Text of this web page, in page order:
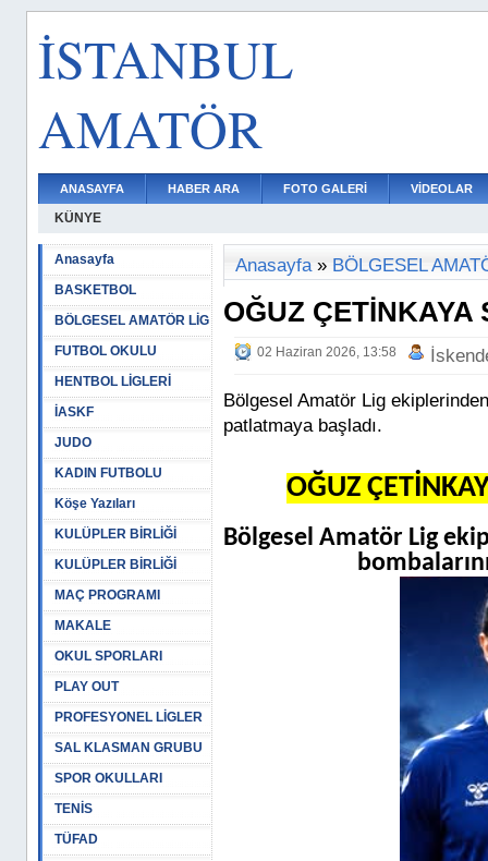
İSTANBUL
AMATÖR
ANASAYFA HABER ARA FOTO GALERİ VİDEOLAR
KÜNYE
Anasayfa
BASKETBOL
BÖLGESEL AMATÖR LİG
FUTBOL OKULU
HENTBOL LİGLERİ
İASKF
JUDO
KADIN FUTBOLU
Köşe Yazıları
KULÜPLER BİRLİĞİ
KULÜPLER BİRLİĞİ
MAÇ PROGRAMI
MAKALE
OKUL SPORLARI
PLAY OUT
PROFESYONEL LİGLER
SAL KLASMAN GRUBU
SPOR OKULLARI
TENİS
TÜFAD
Anasayfa» BÖLGESEL
OĞUZ ÇETİNKAYA
02 Haziran 2026, 13:58
Bölgesel Amatör Lig
patlatmaya başladı.
OĞUZ
Bölgesel Amatör Lig